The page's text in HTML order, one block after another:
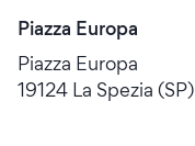
Piazza Europa
Piazza Europa
19124 La Spezia (SP)